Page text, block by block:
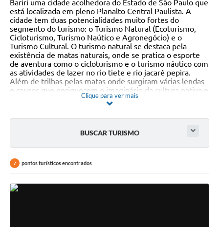
Bariri uma cidade acolhedora do Estado de São Paulo que
está localizada em pleno Planalto Central Paulista. A
cidade tem duas potencialidades muito fortes do
segmento do turismo: o Turismo Natural (Ecoturismo,
Cicloturismo, Turismo Naútico e Agronegócio) e o
Turismo Cultural. O turismo natural se destaca pela
existência de matas naturais, onde se pratica o esporte
de aventura como o cicloturismo e o turismo náutico com
as atividades de lazer no rio tiete e rio jacaré pepira.
Além de trilhas pelas matas onde surgiram várias lendas
e causos que enriquecem o imaginário da cultura nativa e
ilustram a literatura popular. A igreja matriz fortalece
ainda mais o aspecto religioso dos moradores locais.
Clique para ver mais
BUSCAR TURISMO
7 pontos turísticos encontrados